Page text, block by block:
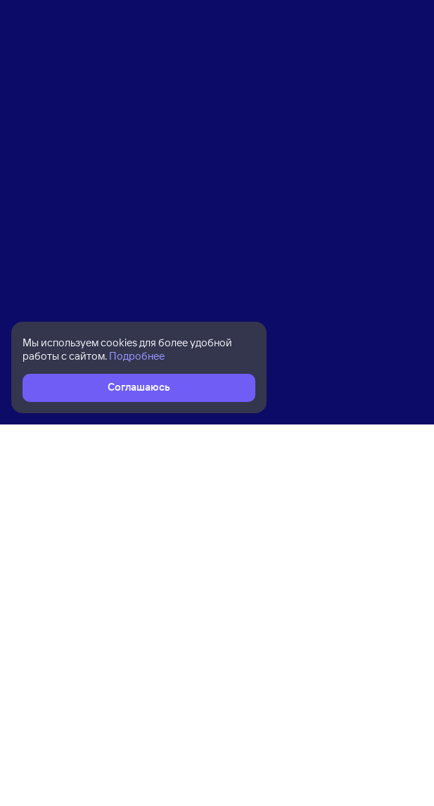
Мы используем cookies для более удобной
работы с сайтом. Подробнее
Соглашаюсь